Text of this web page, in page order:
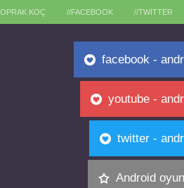
KOÇ //FACEBOOK //TWITTER
facebook -
youtube -
twitter -
Android